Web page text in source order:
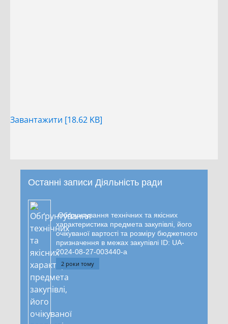
Завантажити [18.62 KB]
Останні записи Діяльність ради
Обґрунтування технічних та якісних
характеристика предмета закупівлі, його
очікуваної вартості та розміру бюджетного
призначення в межах закупівлі ID: UA-
2024-08-27-003440-a
2 роки тому